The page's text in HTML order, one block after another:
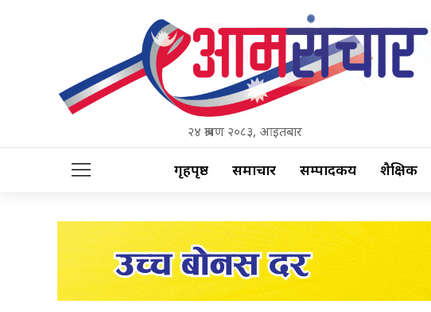
२४ श्रावण २०८३, आइतबार
गृहपृष्ठ समाचार सम्पादकीय शैक्षिक